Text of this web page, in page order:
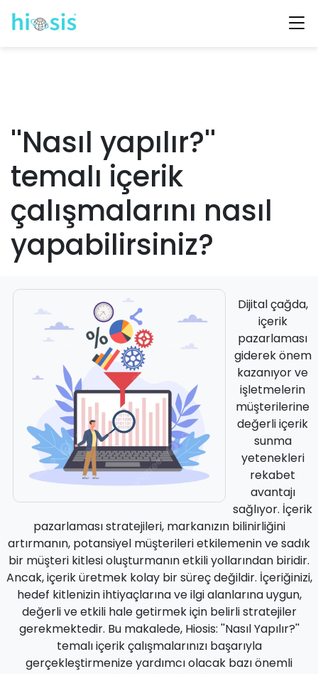
''Nasıl yapılır?''
temalı içerik
çalışmalarını nasıl
yapabilirsiniz?
Dijital çağda,
içerik
pazarlaması
giderek önem
kazanıyor ve
işletmelerin
müşterilerine
değerli içerik
sunma
yetenekleri
rekabet
avantajı
sağlıyor. İçerik
pazarlaması stratejileri, markanızın bilinirliğini
artırmanın, potansiyel müşterileri etkilemenin ve sadık
bir müşteri kitlesi oluşturmanın etkili yollarından biridir.
Ancak, içerik üretmek kolay bir süreç değildir. İçeriğinizi,
hedef kitlenizin ihtiyaçlarına ve ilgi alanlarına uygun,
değerli ve etkili hale getirmek için belirli stratejiler
gerekmektedir. Bu makalede, Hiosis: ''Nasıl Yapılır?''
temalı içerik çalışmalarınızı başarıyla
gerçekleştirmenize yardımcı olacak bazı önemli